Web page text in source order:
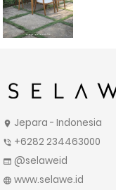
location_on Jepara - Indonesia
phone_in_talk +6282 234463000
web @selaweid
language www.selawe.id